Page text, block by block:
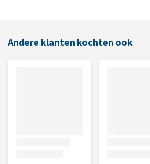
Andere klanten kochten ook